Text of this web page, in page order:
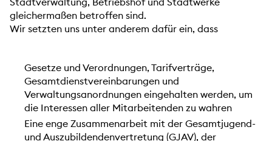
gleichermaßen betroffen sind.
Wir setzten uns unter anderem dafür ein, dass
Gesetze und Verordnungen, Tarifverträge,
Gesamtdienstvereinbarungen und
Verwaltungsanordnungen eingehalten werden, um
die Interessen aller Mitarbeitenden zu wahren
Eine enge Zusammenarbeit mit der Gesamtjugend-
und Auszubildendenvertretung (GJAV), der